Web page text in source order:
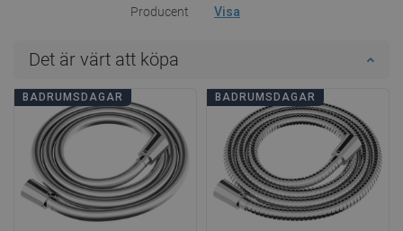
Producent Visa
Det är värt att köpa
BADRUMSDAGAR BADRUMSDAGAR